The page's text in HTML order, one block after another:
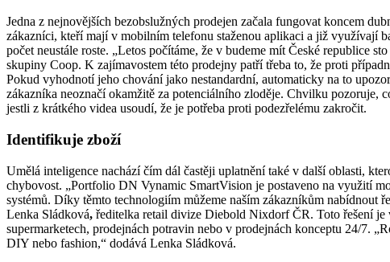
Jedna z nejnovějších bezobslužných prodejen začala fungovat koncem
zákazníci, kteří mají v mobilním telefonu staženou aplikaci a již využívají
počet neustále roste. „Letos počítáme, že v budeme mít České republice
skupiny Coop. K zajímavostem této prodejny patří třeba to, že proti
Pokud vyhodnotí jeho chování jako nestandardní, automaticky na to
zákazníka neoznačí okamžitě za potenciálního zloděje. Chvilku pozoruje,
jestli z krátkého videa usoudí, že je potřeba proti podezřelému zakročit.
Identifikuje zboží
Umělá inteligence nachází čím dál častěji uplatnění také v další oblasti,
chybovost. „Portfolio DN Vynamic SmartVision je postaveno na využití
systémů. Díky těmto technologiím můžeme naším zákazníkům nabídnout
Lenka Sládková, ředitelka retail divize Diebold Nixdorf ČR. Toto řešení
supermarketech, prodejnách potravin nebo v prodejnách konceptu 24/7.
DIY nebo fashion,“ dodává Lenka Sládková.